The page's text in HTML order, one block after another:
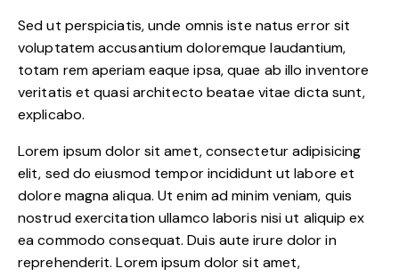
Sed ut perspiciatis, unde omnis iste natus error sit
voluptatem accusantium doloremque laudantium,
totam rem aperiam eaque ipsa, quae ab illo inventore
veritatis et quasi architecto beatae vitae dicta sunt,
explicabo.
Lorem ipsum dolor sit amet, consectetur adipisicing
elit, sed do eiusmod tempor incididunt ut labore et
dolore magna aliqua. Ut enim ad minim veniam, quis
nostrud exercitation ullamco laboris nisi ut aliquip ex
ea commodo consequat. Duis aute irure dolor in
reprehenderit. Lorem ipsum dolor sit amet,